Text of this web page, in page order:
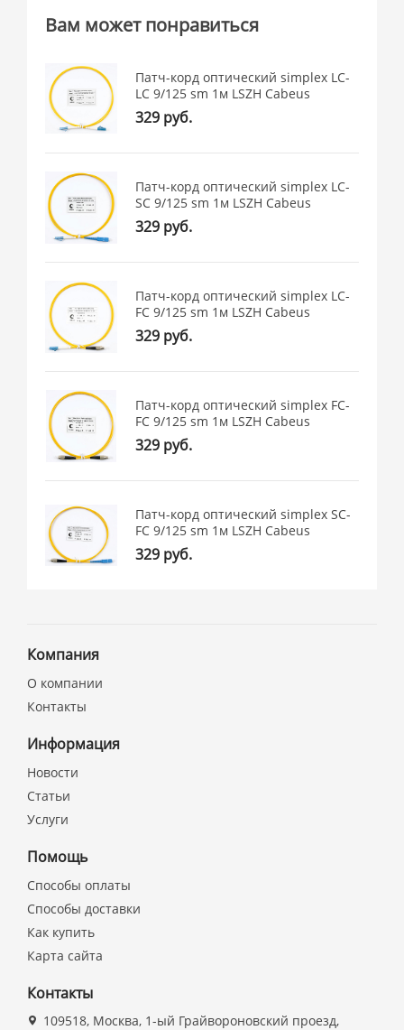
Вам может понравиться
Патч-корд оптический simplex LC-
LC 9/125 sm 1м LSZH Cabeus
329 руб.
Патч-корд оптический simplex LC-
SC 9/125 sm 1м LSZH Cabeus
329 руб.
Патч-корд оптический simplex LC-
FC 9/125 sm 1м LSZH Cabeus
329 руб.
Патч-корд оптический simplex FC-
FC 9/125 sm 1м LSZH Cabeus
329 руб.
Патч-корд оптический simplex SC-
FC 9/125 sm 1м LSZH Cabeus
329 руб.
Компания
О компании
Контакты
Информация
Новости
Статьи
Услуги
Помощь
Способы оплаты
Способы доставки
Как купить
Карта сайта
Контакты
109518, Москва, 1-ый Грайвороновский проезд,